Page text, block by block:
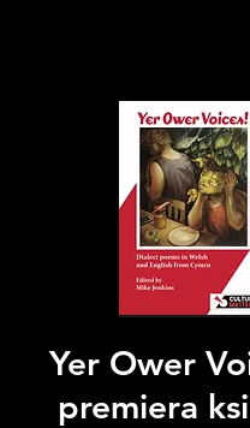
Yer Ower
premiera